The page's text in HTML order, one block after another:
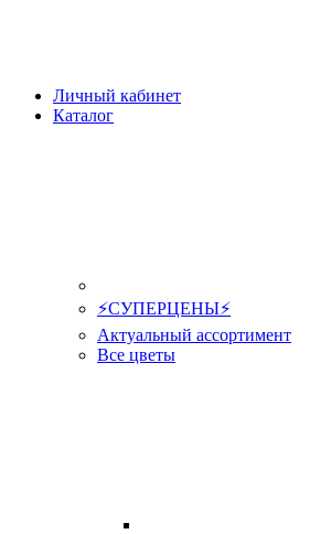
Личный кабинет
Каталог
⚡СУПЕРЦЕНЫ⚡
Актуальный ассортимент
Все цветы